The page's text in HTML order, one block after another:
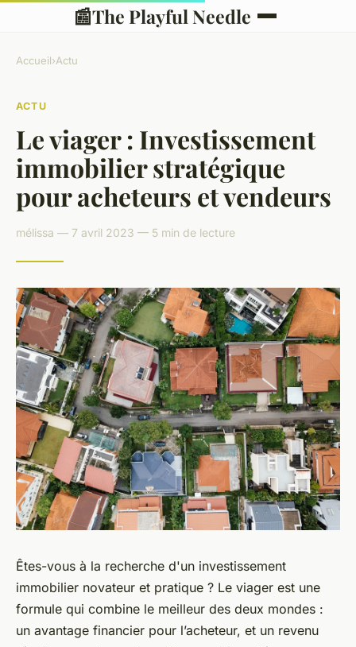
📰The Playful Needle
Accueil›Actu
ACTU
Le viager : Investissement
immobilier stratégique
pour acheteurs et vendeurs
mélissa — 7 avril 2023 — 5 min de lecture
Êtes-vous à la recherche d'un investissement
immobilier novateur et pratique ? Le viager est une
formule qui combine le meilleur des deux mondes :
un avantage financier pour l’acheteur, et un revenu